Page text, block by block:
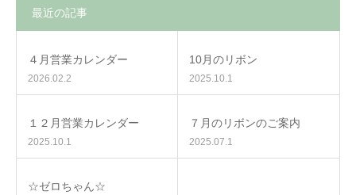
最近の記事
４月営業カレンダー
2026.02.2
10月のリボン
2025.10.1
１２月営業カレンダー
2025.10.1
７月のリボンのご案内
2025.07.1
☆ゼロちゃん☆